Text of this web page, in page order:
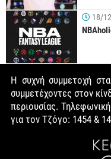
18/
Η συχνή συμμετοχή
συμμετέχοντες στον
περιουσίας.
για τον Τζόγο: 1454 &